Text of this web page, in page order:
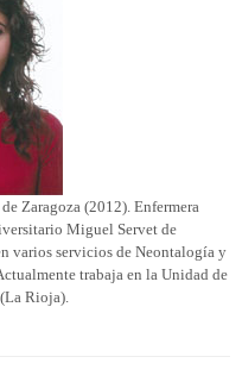
Zaragoza (2012). Enfermera
Miguel Servet de
varios servicios de Neontalogía y
trabaja en la Unidad de
Rioja).